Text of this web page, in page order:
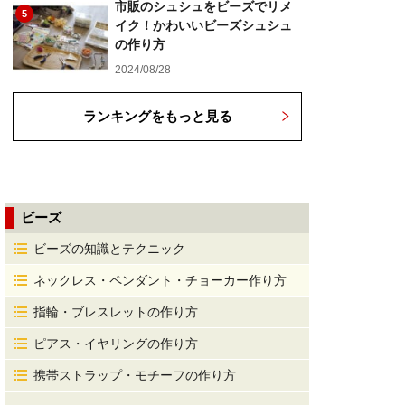
5
市販のシュシュをビーズでリメ
イク！かわいいビーズシュシュ
の作り方
2024/08/28
ランキングをもっと見る
ビーズ
ビーズの知識とテクニック
ネックレス・ペンダント・チョーカー作り方
指輪・ブレスレットの作り方
ピアス・イヤリングの作り方
携帯ストラップ・モチーフの作り方